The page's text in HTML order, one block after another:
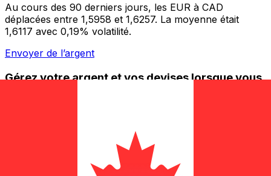
Au cours des 90 derniers jours, les EUR à CAD
déplacées entre 1,5958 et 1,6257. La moyenne était
1,6117 avec 0,19% volatilité.
Envoyer de l’argent
Gérez votre argent et vos devises lorsque vous
et la gestion de vos devises. Convertissez des devises,
programmez des alertes de taux et transférez de
l'argent à l'étranger sans frais cachés. Téléchargez